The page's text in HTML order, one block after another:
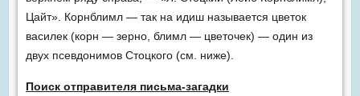
Цайт». Корнблимл — так на идиш называется цветок
василек (корн — зерно, блимл — цветочек) — один из
двух псевдонимов Стоцкого (см. ниже).
Поиск отправителя письма-загадки